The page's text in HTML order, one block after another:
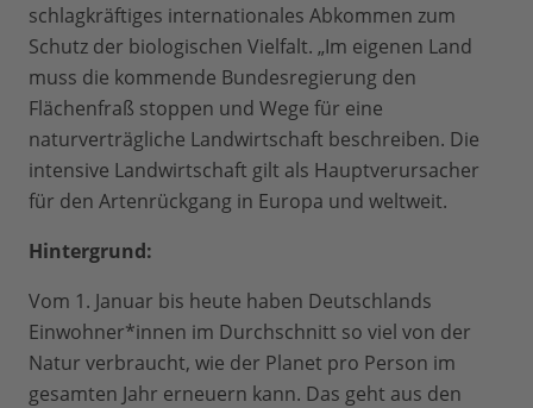
schlagkräftiges internationales Abkommen zum
Schutz der biologischen Vielfalt. „Im eigenen Land
muss die kommende Bundesregierung den
Flächenfraß stoppen und Wege für eine
naturverträgliche Landwirtschaft beschreiben. Die
intensive Landwirtschaft gilt als Hauptverursacher
für den Artenrückgang in Europa und weltweit.
Hintergrund:
Vom 1. Januar bis heute haben Deutschlands
Einwohner*innen im Durchschnitt so viel von der
Natur verbraucht, wie der Planet pro Person im
gesamten Jahr erneuern kann. Das geht aus den